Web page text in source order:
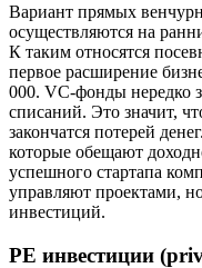
Вариант прямых
осуществляются на
К таким относятся
первое расширение
000. VC-фонды нередко
списаний. Это значит,
закончатся потерей
которые обещают
успешного стартапа
управляют проектами,
инвестиций.
PE инвестиции